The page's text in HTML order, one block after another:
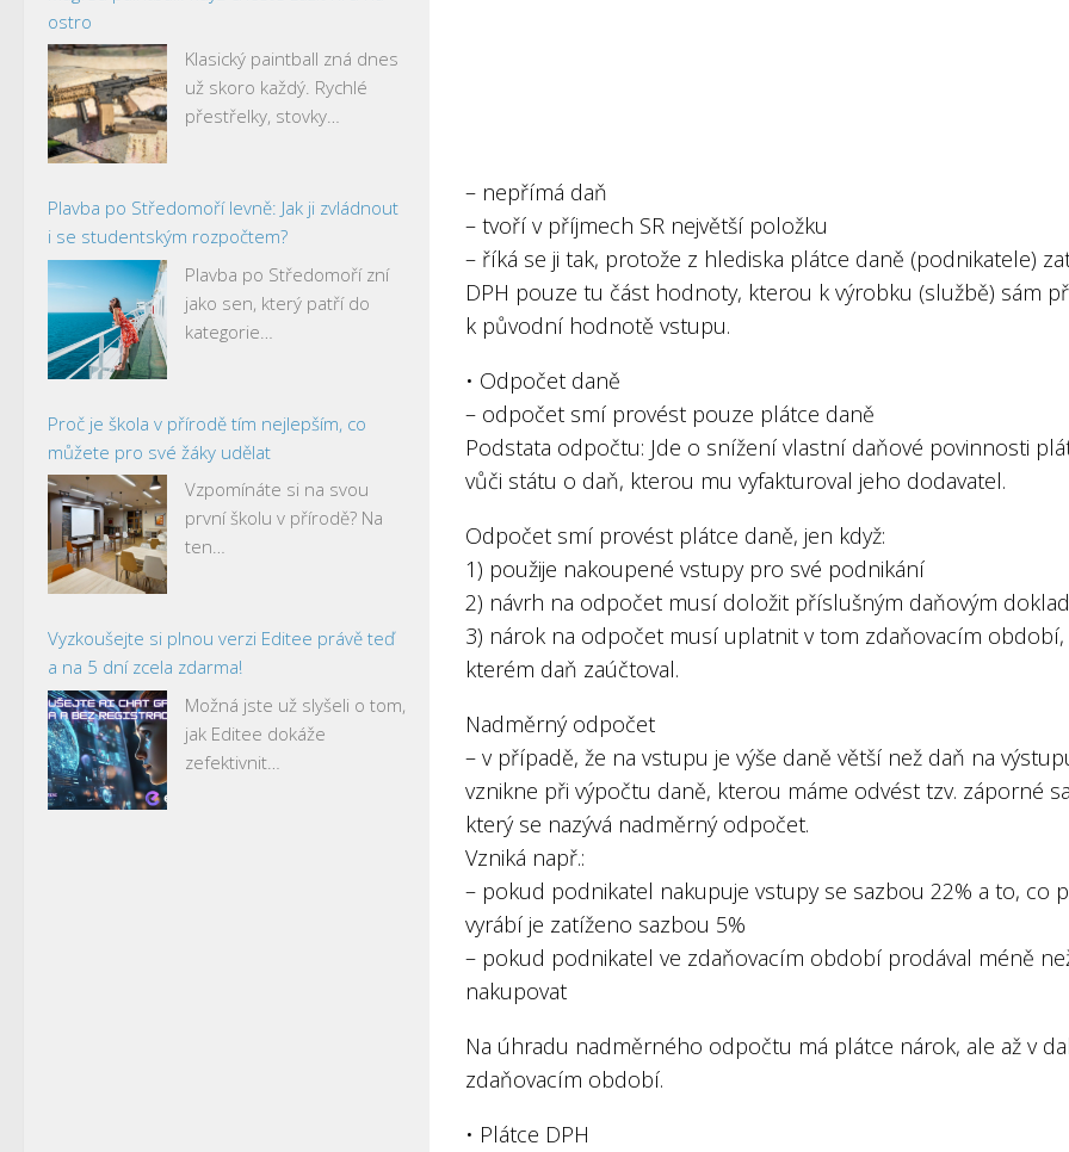
– nepřímá daň
– tvoří v příjmech SR největší položku
– říká se ji tak, protože z hlediska plátce daně (podnikatele)
DPH pouze tu část hodnoty, kterou k výrobku (službě) sám
k původní hodnotě vstupu.
• Odpočet daně
– odpočet smí provést pouze plátce daně
Podstata odpočtu: Jde o snížení vlastní daňové povinnosti
vůči státu o daň, kterou mu vyfakturoval jeho dodavatel.
Odpočet smí provést plátce daně, jen když:
1) použije nakoupené vstupy pro své podnikání
2) návrh na odpočet musí doložit příslušným daňovým
3) nárok na odpočet musí uplatnit v tom zdaňovacím období,
kterém daň zaúčtoval.
Nadměrný odpočet
– v případě, že na vstupu je výše daně větší než daň na
vznikne při výpočtu daně, kterou máme odvést tzv. záporné
který se nazývá nadměrný odpočet.
Vzniká např.:
– pokud podnikatel nakupuje vstupy se sazbou 22% a to, co
vyrábí je zatíženo sazbou 5%
– pokud podnikatel ve zdaňovacím období prodával méně
nakupovat
Na úhradu nadměrného odpočtu má plátce nárok, ale až v
zdaňovacím období.
• Plátce DPH
ostro
Klasický paintball zná dnes
už skoro každý. Rychlé
přestřelky, stovky…
Plavba po Středomoří levně: Jak ji zvládnout
i se studentským rozpočtem?
Plavba po Středomoří zní
jako sen, který patří do
kategorie…
Proč je škola v přírodě tím nejlepším, co
můžete pro své žáky udělat
Vzpomínáte si na svou
první školu v přírodě? Na
ten…
Vyzkoušejte si plnou verzi Editee právě teď
a na 5 dní zcela zdarma!
Možná jste už slyšeli o tom,
jak Editee dokáže
zefektivnit…